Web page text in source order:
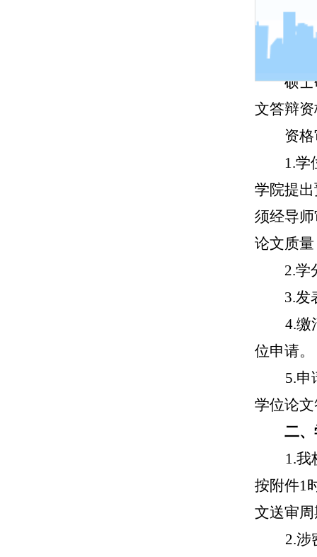
求，现
硕
文答辩
资
1.学
学院提
须经导
论文质
2.学
3.发
4.缴
位申请。
5.申
学位论
二
1.
按附件1
文送审
2.涉